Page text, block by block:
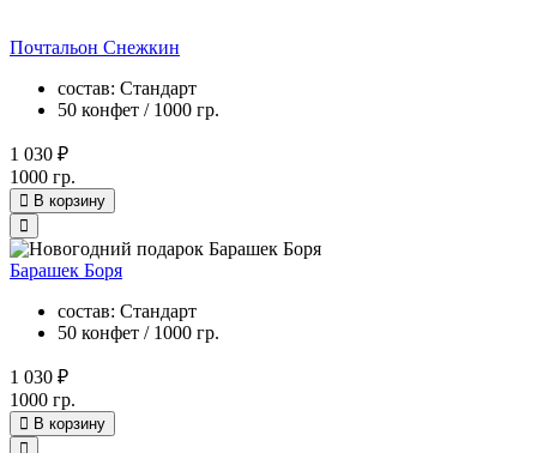
Почтальон Снежкин
состав: Стандарт
50 конфет / 1000 гр.
1 030 ₽
1000 гр.
В корзину
Барашек Боря
состав: Стандарт
50 конфет / 1000 гр.
1 030 ₽
1000 гр.
В корзину